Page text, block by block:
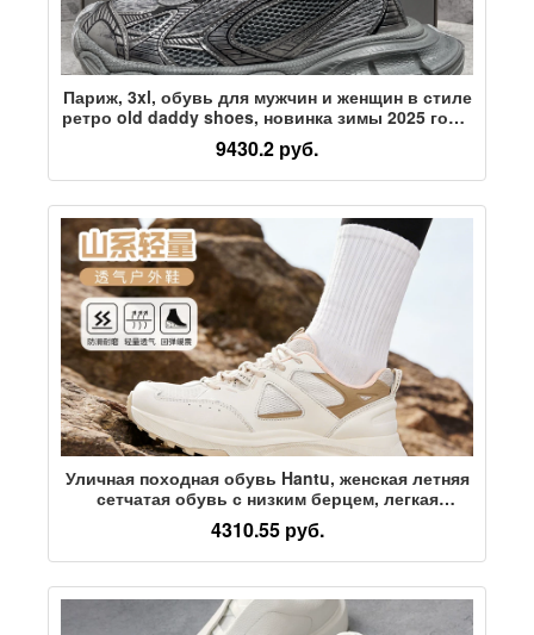
Париж, 3xl, обувь для мужчин и женщин в стиле
ретро old daddy shoes, новинка зимы 2025 года,
на толстой подошве из сетчатого материала,
повседневная обувь red hot
9430.2 руб.
Уличная походная обувь Hantu, женская летняя
сетчатая обувь с низким берцем, легкая
дышащая износостойкая амортизирующая
спортивная обувь для бега по пересеченной
местности, женская походная обувь
4310.55 руб.